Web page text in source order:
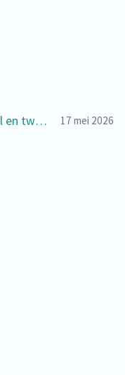
Breda Open — goud in het enkel en twee keer zilver 🥇🥈🥈 17 mei 2026